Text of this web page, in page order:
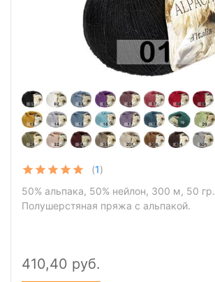
(1)
50% альпака, 50% нейлон, 300 м, 50 гр.
Полушерстяная пряжа с альпакой.
410,40 руб.